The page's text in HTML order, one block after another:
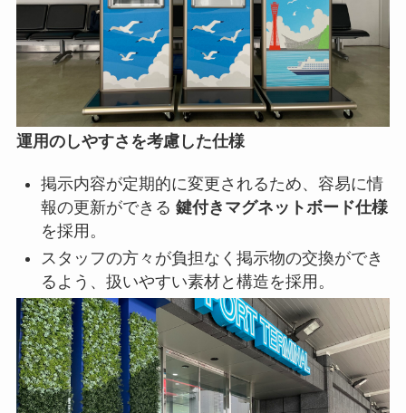
運用のしやすさを考慮した仕様
掲示内容が定期的に変更されるため、容易に情
報の更新ができる 鍵付きマグネットボード仕様
を採用。
スタッフの方々が負担なく掲示物の交換ができ
るよう、扱いやすい素材と構造を採用。